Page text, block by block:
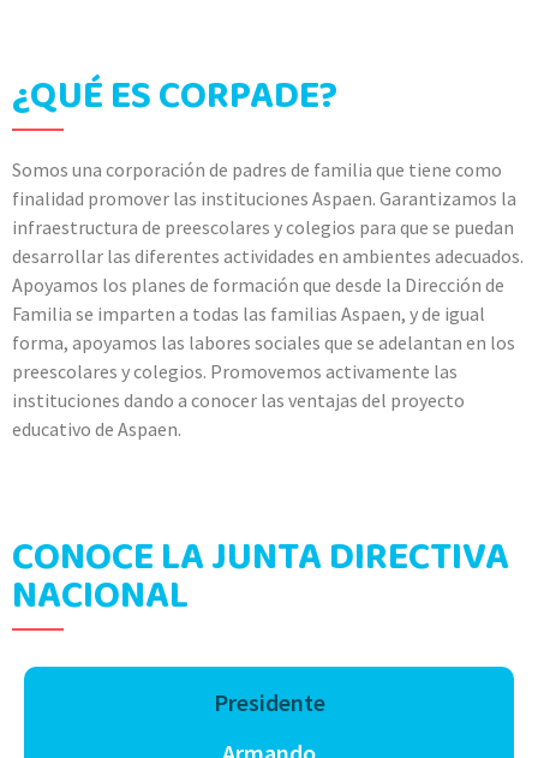
¿QUÉ ES CORPADE?
Somos una corporación de padres de familia que tiene como
finalidad promover las instituciones Aspaen. Garantizamos la
infraestructura de preescolares y colegios para que se puedan
desarrollar las diferentes actividades en ambientes adecuados.
Apoyamos los planes de formación que desde la Dirección de
Familia se imparten a todas las familias Aspaen, y de igual
forma, apoyamos las labores sociales que se adelantan en los
preescolares y colegios. Promovemos activamente las
instituciones dando a conocer las ventajas del proyecto
educativo de Aspaen.
CONOCE LA JUNTA DIRECTIVA
NACIONAL
Presidente